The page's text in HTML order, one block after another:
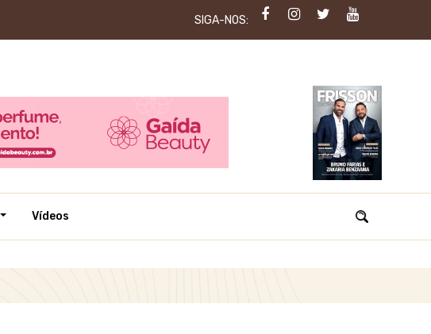
SIGA-NOS:
Vídeos